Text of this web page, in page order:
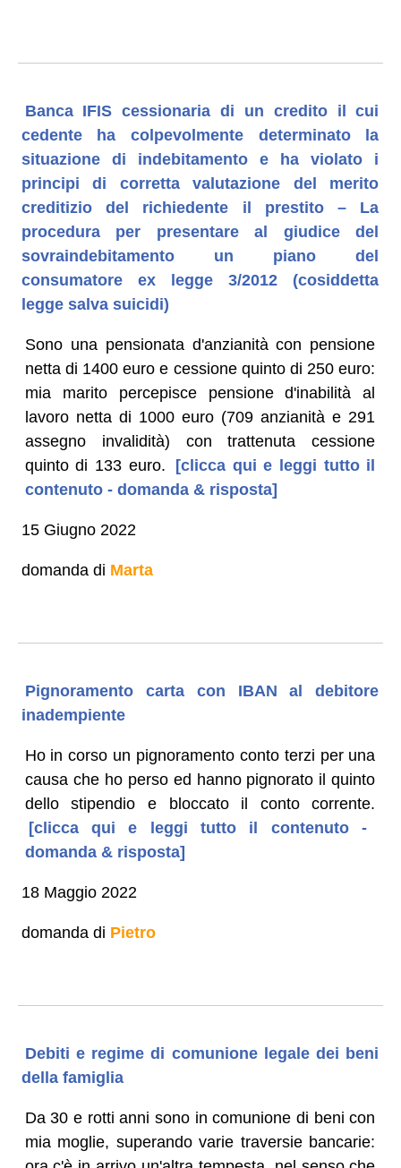
Banca IFIS cessionaria di un credito il cui
cedente ha colpevolmente determinato la
situazione di indebitamento e ha violato i
principi di corretta valutazione del merito
creditizio del richiedente il prestito – La
procedura per presentare al giudice del
sovraindebitamento un piano del
consumatore ex legge 3/2012 (cosiddetta
legge salva suicidi)
Sono una pensionata d'anzianità con pensione
netta di 1400 euro e cessione quinto di 250 euro:
mia marito percepisce pensione d'inabilità al
lavoro netta di 1000 euro (709 anzianità e 291
assegno invalidità) con trattenuta cessione
quinto di 133 euro.
[clicca qui e leggi tutto il
contenuto - domanda & risposta]
15 Giugno 2022
domanda di Marta
Pignoramento carta con IBAN al debitore
inadempiente
Ho in corso un pignoramento conto terzi per una
causa che ho perso ed hanno pignorato il quinto
dello stipendio e bloccato il conto corrente.
[clicca qui e leggi tutto il contenuto -
domanda & risposta]
18 Maggio 2022
domanda di Pietro
Debiti e regime di comunione legale dei beni
della famiglia
Da 30 e rotti anni sono in comunione di beni con
mia moglie, superando varie traversie bancarie: